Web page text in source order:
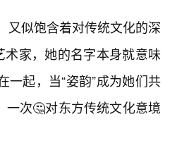
似饱含着对传统文化的深
术家，她的名字本身就意味
起，当“姿韵”成为她们共
次🤔对东方传统文化意境